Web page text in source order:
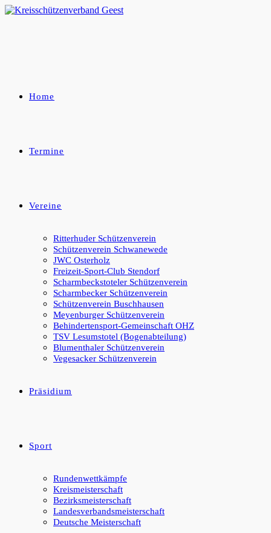
Zum
Home
Termine
Vereine
Ritterhuder Schützenverein
Schützenverein Schwanewede
JWC Osterholz
Freizeit-Sport-Club Stendorf
Scharmbeckstoteler Schützenverein
Scharmbecker Schützenverein
Schützenverein Buschhausen
Meyenburger Schützenverein
Behindertensport-Gemeinschaft OHZ
TSV Lesumstotel (Bogenabteilung)
Blumenthaler Schützenverein
Vegesacker Schützenverein
Präsidium
Sport
Rundenwettkämpfe
Kreismeisterschaft
Bezirksmeisterschaft
Landesverbandsmeisterschaft
Deutsche Meisterschaft